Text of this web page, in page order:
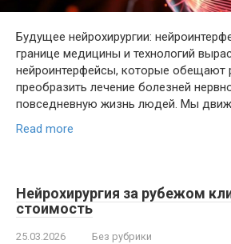
Будущее нейрохирургии:
границе медицины и технологий
нейроинтерфейсы, которые обещают
преобразить лечение болезней
повседневную жизнь людей. Мы
Read more
Нейрохирургия за рубежом
стоимость
25.03.2026 Без рубрики